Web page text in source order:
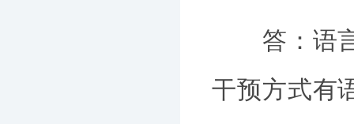
答：语言
干预方式有